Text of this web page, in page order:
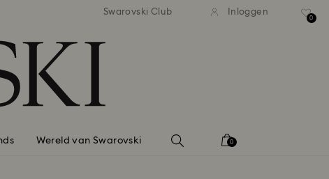
standaardverzending vanaf EUR 99 Gratis standaardverzending
Swarovski Club Inloggen
0
Wereld van Swarovski 0